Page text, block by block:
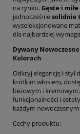
na rynku.Gęste i miłe
jednocześniesolidnie
wyselekcjonowane
dla najbardziej
Dywany
Kolorach
Odkryj elegancję i styl
krótkim włosiem,
beżowym i
funkcjonalności i
każdym
Cechy produktu: